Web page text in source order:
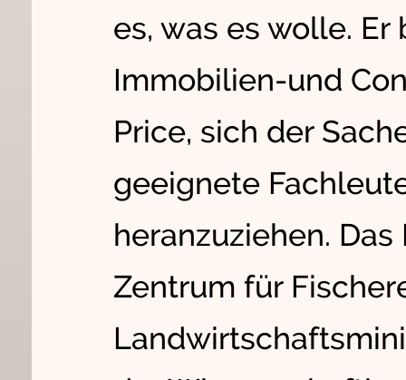
es, was es wolle.
Immobilien-und
Price, sich der
geeignete
heranzuziehen.
Zentrum für